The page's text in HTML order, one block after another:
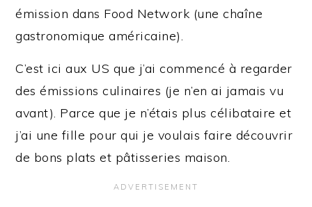
émission dans Food Network (une chaîne
gastronomique américaine).
C’est ici aux US que j’ai commencé à regarder
des émissions culinaires (je n’en ai jamais vu
avant). Parce que je n’étais plus célibataire et
j’ai une fille pour qui je voulais faire découvrir
de bons plats et pâtisseries maison.